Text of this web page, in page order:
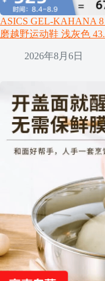
ASICS GEL-KAHANA
磨越野运动鞋 浅灰色
2026年8月6日